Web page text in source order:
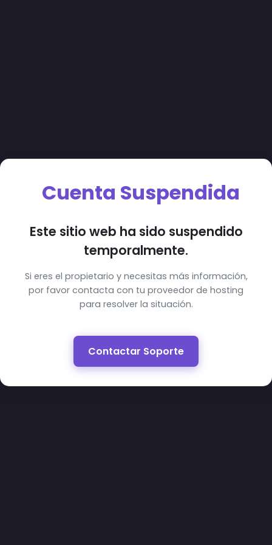
Cuenta Suspendida
Este sitio web ha sido suspendido
temporalmente.
Si eres el propietario y necesitas más información,
por favor contacta con tu proveedor de hosting
para resolver la situación.
Contactar Soporte